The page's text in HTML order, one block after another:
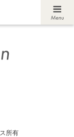
ス所有